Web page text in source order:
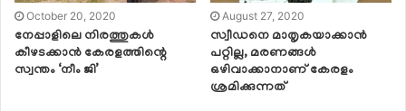
October 20, 2020
നേപ്പാളിലെ നിരത്തുകള്‍
കീഴടക്കാന്‍ കേരളത്തിന്റെ
സ്വന്തം ‘നീം ജി’
August 27, 2020
സ്വീഡനെ മാതൃകയാക്കാന്‍
പറ്റില്ല, മരണങ്ങള്‍
ഒഴിവാക്കാനാണ് കേരളം
ശ്രമിക്കുന്നത്